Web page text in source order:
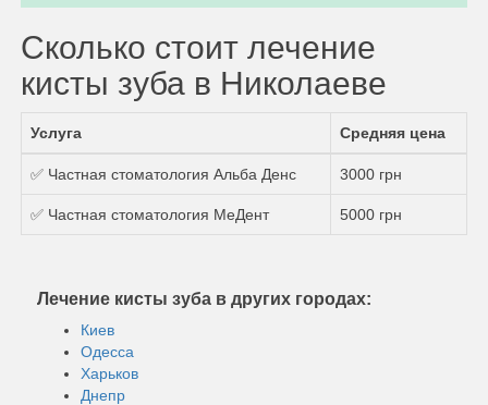
Сколько стоит лечение
кисты зуба в Николаеве
Услуга Средняя цена
✅ Частная стоматология Альба Денс 3000 грн
✅ Частная стоматология МеДент 5000 грн
Лечение кисты зуба в других городах:
Киев
Одесса
Харьков
Днепр